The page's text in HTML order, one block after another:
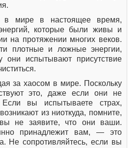
в мире в настоящее время,
которые были живы и
на протяжении многих веков.
плотные и ложные энергии,
они испытывают присутствие
за хаосом в мире. Поскольку
это, даже если они не
вы испытываете страх,
из ниоткуда, помните,
не заявите, что они ваши.
принадлежит вам, — это
Не сопротивляйтесь, если вы